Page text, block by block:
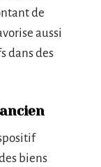
de
aussi
dans des
biens